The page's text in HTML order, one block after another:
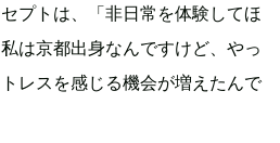
プトは、「非日常を体験してほ
は京都出身なんですけど、やっ
レスを感じる機会が増えたんで